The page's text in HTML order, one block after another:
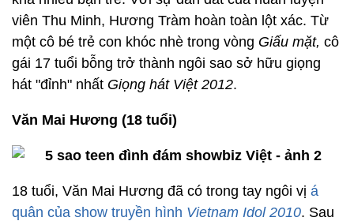
viên Thu Minh, Hương Tràm hoàn toàn lột xác. Từ
một cô bé trẻ con khóc nhè trong vòng Giấu mặt, cô
gái 17 tuổi bỗng trở thành ngôi sao sở hữu giọng
hát "đỉnh" nhất Giọng hát Việt 2012.
Văn Mai Hương (18 tuổi)
18 tuổi, Văn Mai Hương đã có trong tay ngôi vị á
quân của show truyền hình Vietnam Idol 2010. Sau